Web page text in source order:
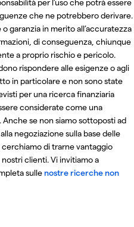
per l’uso che potrà essere
che ne potrebbero derivare.
garanzia in merito all’accuratezza
di conseguenza, chiunque
a proprio rischio e pericolo.
rispondere alle esigenze o agli
in particolare e non sono state
per una ricerca finanziaria
considerate come una
se non siamo sottoposti ad
negoziazione sulla base delle
di trarne vantaggio
clienti. Vi invitiamo a
sullenostre ricerche non